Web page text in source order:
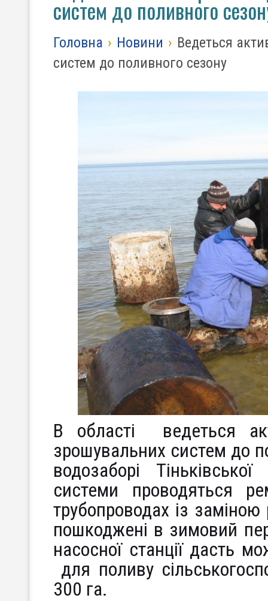
систем до поливного
Головна › Новини › Ведеться
систем до поливного сезону
В області ведеться
зрошувальних систем до
водозаборі
системи проводяться
трубопроводах із
пошкоджені в зимовий
насосної станції дасть
для поливу
300 га.